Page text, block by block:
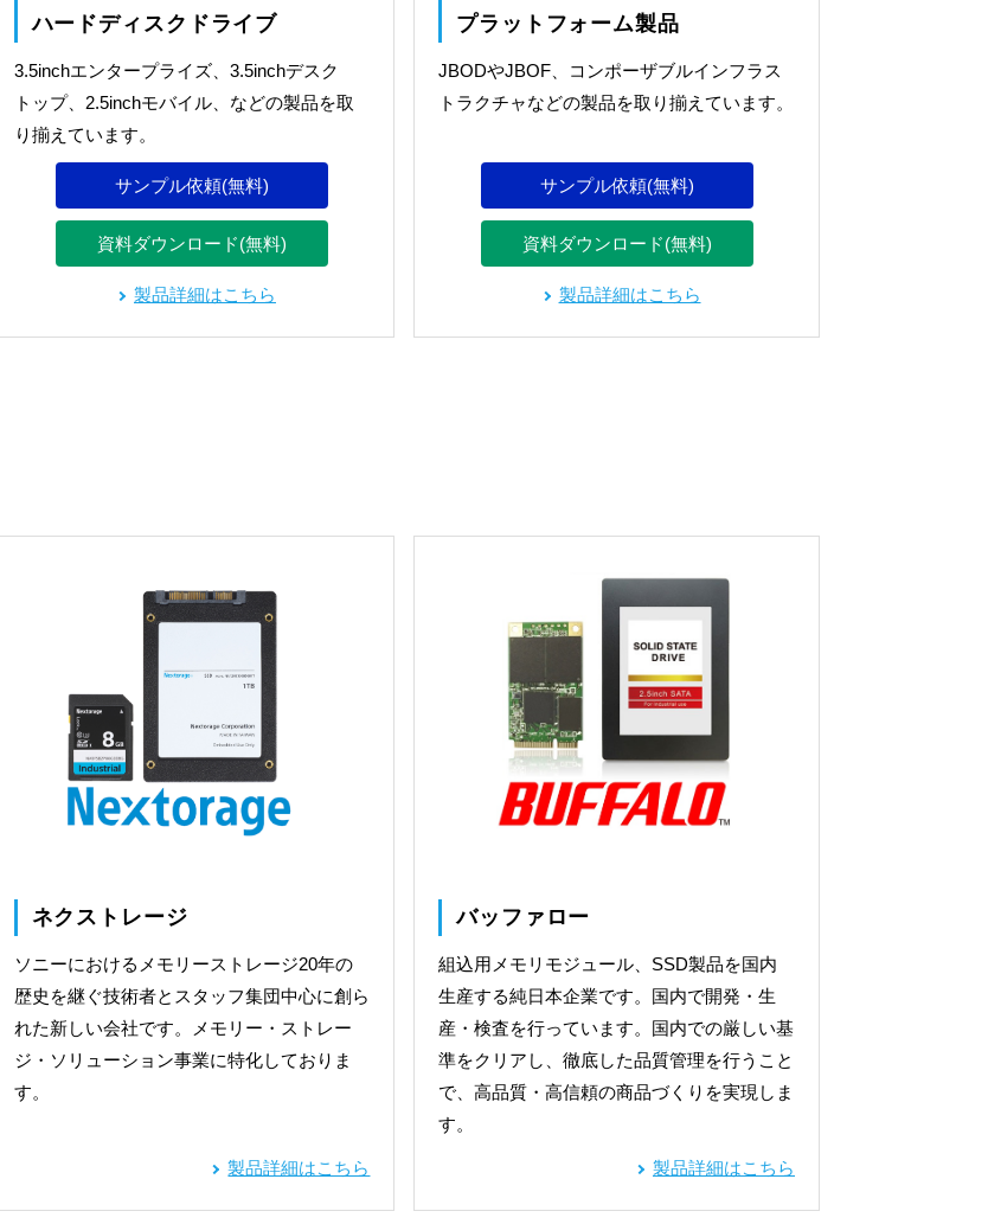
ハードディスクドライブ
3.5inchエンタープライズ、3.5inchデスク
トップ、2.5inchモバイル、などの製品を取
り揃えています。
サンプル依頼(無料)
資料ダウンロード(無料)
製品詳細はこちら
プラットフォーム製品
JBODやJBOF、コンポーザブルインフラス
トラクチャなどの製品を取り揃えています。
サンプル依頼(無料)
資料ダウンロード(無料)
製品詳細はこちら
ネクストレージ
ソニーにおけるメモリーストレージ20年の
歴史を継ぐ技術者とスタッフ集団中心に創ら
れた新しい会社です。メモリー・ ストレー
ジ・ソリューション事業に特化しておりま
す。
製品詳細はこちら
バッファロー
組込用メモリモジュール、 SSD製品を国内
生産する純日本企業です。国内で開発・生
産・検査を行っています。国内での厳しい基
準をクリアし、徹底した品質管理を行うこと
で、高品質・高信頼の商品づくりを実現しま
す。
製品詳細はこちら